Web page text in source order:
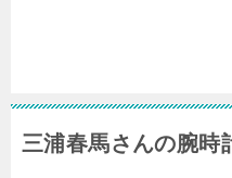
三浦春馬さんの腕時